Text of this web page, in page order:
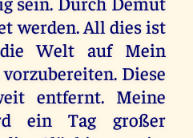
werden. All dies ist
Welt auf Mein
Diese
entfernt. Meine
ein Tag großer